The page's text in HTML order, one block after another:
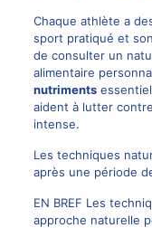
Chaque athlète a
sport pratiqué et
de consulter un
alimentaire
nutriments
aident à lutter
intense.
Les techniques
après une période
EN BREF Les
approche naturelle